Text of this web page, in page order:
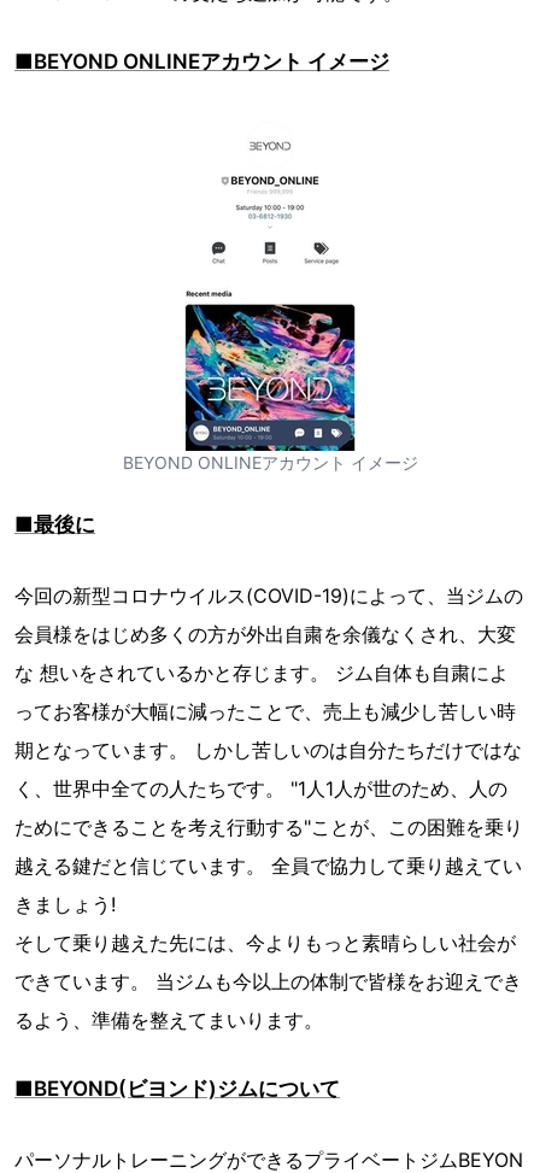
■BEYOND ONLINEアカウント イメージ
BEYOND ONLINEアカウント イメージ
■最後に
今回の新型コロナウイルス(COVID-19)によって、当ジムの
会員様をはじめ多くの方が外出自粛を余儀なくされ、大変
な 想いをされているかと存じます。 ジム自体も自粛によ
ってお客様が大幅に減ったことで、売上も減少し苦しい時
期となっています。 しかし苦しいのは自分たちだけではな
く、世界中全ての人たちです。 "1人1人が世のため、人の
ためにできることを考え行動する"ことが、この困難を乗り
越える鍵だと信じています。 全員で協力して乗り越えてい
きましょう!
そして乗り越えた先には、今よりもっと素晴らしい社会が
できています。 当ジムも今以上の体制で皆様をお迎えでき
るよう、準備を整えてまいります。
■BEYOND(ビヨンド)ジムについて
パーソナルトレーニングができるプライベートジムBEYON